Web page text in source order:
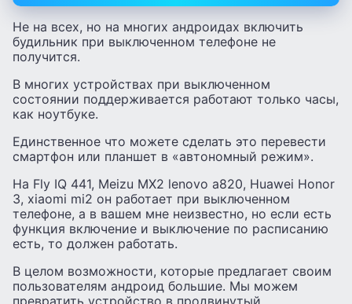
Не на всех, но на многих андроидах включить
будильник при выключенном телефоне не
получится.
В многих устройствах при выключенном
состоянии поддерживается работают только часы,
как ноутбуке.
Единственное что можете сделать это перевести
смартфон или планшет в «автономный режим».
На Fly IQ 441, Meizu MX2 lenovo а820, Huawei Honor
3, xiaomi mi2 он работает при выключенном
телефоне, а в вашем мне неизвестно, но если есть
функция включение и выключение по расписанию
есть, то должен работать.
В целом возможности, которые предлагает своим
пользователям андроид большие. Мы можем
превратить устройство в продвинутый